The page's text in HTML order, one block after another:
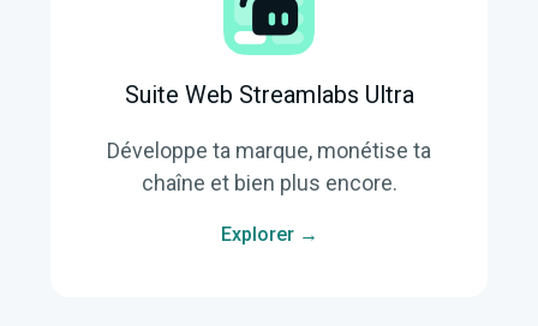
Suite Web Streamlabs Ultra
Développe ta marque, monétise ta
chaîne et bien plus encore.
Explorer →